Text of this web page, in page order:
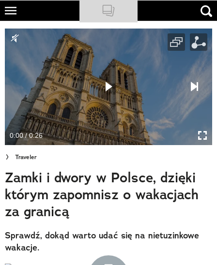
Skip
main
NATIONAL GEOGRAPHIC
PODCASTY
Sklep
Newsletter
Cuda Polski
Wielki Konkurs Fotograficzny
Trendbook Podróżniczy
Polecane
0:00 / 0:26
Traveler
Zamki i dwory w Polsce, dzięki
którym zapomnisz o wakacjach
za granicą
Sprawdź, dokąd warto udać się na nietuzinkowe
wakacje.